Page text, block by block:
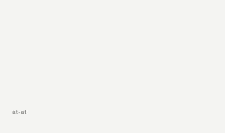
at-at